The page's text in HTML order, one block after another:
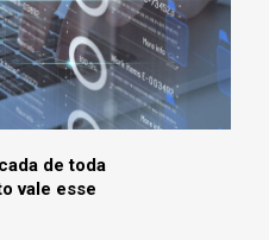
de toda
vale esse